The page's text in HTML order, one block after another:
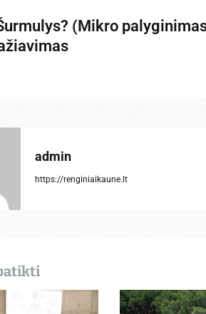
(Mikro
admin
https://renginiaikaune.lt